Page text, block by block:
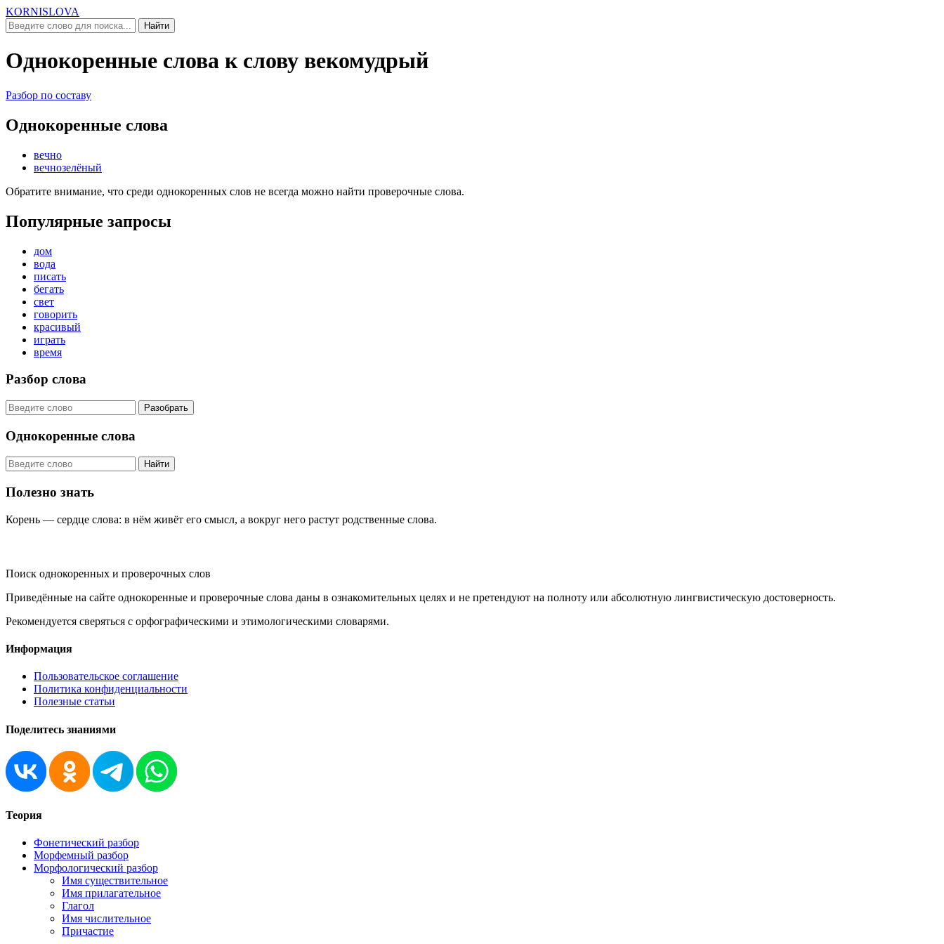
KORNISLOVA
Найти
Однокоренные слова к слову векомудрый
Разбор по составу
Однокоренные слова
вечно
вечнозелёный
Обратите внимание, что среди однокоренных слов не всегда можно найти проверочные слова.
Популярные запросы
дом
вода
писать
бегать
свет
говорить
красивый
играть
время
Разбор слова
Разобрать
Однокоренные слова
Найти
Полезно знать
Корень — сердце слова: в нём живёт его смысл, а вокруг него растут родственные слова.
Поиск однокоренных и проверочных слов
Приведённые на сайте однокоренные и проверочные слова даны в ознакомительных целях и не претендуют на полноту или абсолютную лингвистическую достоверность.
Рекомендуется сверяться с орфографическими и этимологическими словарями.
Информация
Пользовательское соглашение
Политика конфиденциальности
Полезные статьи
Поделитесь знаниями
Теория
Фонетический разбор
Морфемный разбор
Морфологический разбор
Имя существительное
Имя прилагательное
Глагол
Имя числительное
Причастие